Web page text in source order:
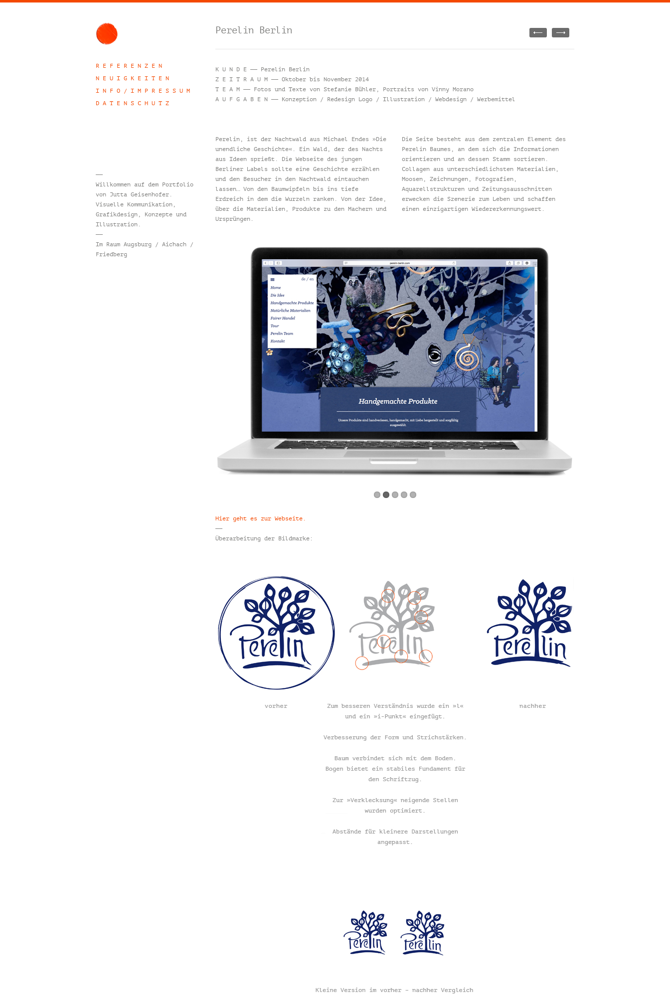
R E F E R E N Z E N
N E U I G K E I T E N
I N F O / I M P R E S S U M
D A T E N S C H U T Z
——
Willkommen auf dem Portfolio
von Jutta Geisenhofer.
Visuelle Kommunikation,
Grafikdesign, Konzepte und
Illustration.
——
Im Raum Augsburg / Aichach /
Friedberg
Perelin Berlin
K U N D E —— Perelin Berlin
Z E I T R A U M —— Oktober bis November 2014
T E A M —— Fotos und Texte von Stefanie Bühler, Portraits von Vinny Morano
A U F G A B E N —— Konzeption / Redesign Logo / Illustration / Webdesign / Werbemittel
Perelin, ist der Nachtwald aus Michael Endes »Die
unendliche Geschichte«. Ein Wald, der des Nachts
aus Ideen sprießt. Die Webseite des jungen
Berliner Labels sollte eine Geschichte erzählen
und den Besucher in den Nachtwald eintauchen
lassen… Von den Baumwipfeln bis ins tiefe
Erdreich in dem die Wurzeln ranken. Von der Idee,
über die Materialien, Produkte zu den Machern und
Ursprüngen.
Die Seite besteht aus dem zentralen Element des
Perelin Baumes, an dem sich die Informationen
orientieren und an dessen Stamm sortieren.
Collagen aus unterschiedlichsten Materialien,
Moosen, Zeichnungen, Fotografien,
Aquarellstrukturen und Zeitungsausschnitten
erwecken die Szenerie zum Leben und schaffen
einen einzigartigen Wiedererkennungswert.
Hier geht es zur Webseite.
——
Überarbeitung der Bildmarke: